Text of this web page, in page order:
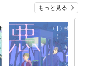
もっと見る